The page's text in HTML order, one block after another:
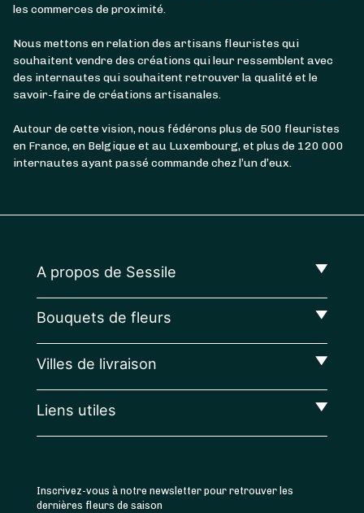
les commerces de proximité.
Nous mettons en relation des artisans fleuristes qui
souhaitent vendre des créations qui leur ressemblent avec
des internautes qui souhaitent retrouver la qualité et le
savoir-faire de créations artisanales.
Autour de cette vision, nous fédérons plus de 500 fleuristes
en France, en Belgique et au Luxembourg, et plus de 120 000
internautes ayant passé commande chez l’un d’eux.
A propos de Sessile
Bouquets de fleurs
Villes de livraison
Liens utiles
Inscrivez-vous à notre newsletter pour retrouver les
dernières fleurs de saison